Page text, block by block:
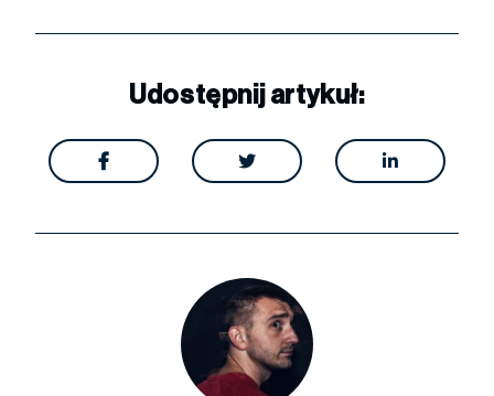
Udostępnij artykuł:
  